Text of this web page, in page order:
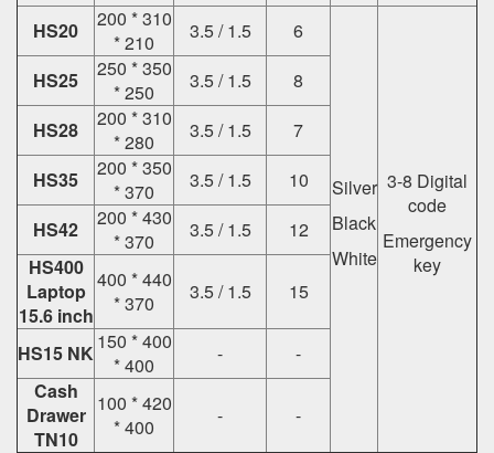
HS20
200 * 310
* 210
3.5 / 1.5 6
Silver
Black
White
3-8 Digital
code
Emergency
key
HS25
250 * 350
* 250
3.5 / 1.5
8
HS28
200 * 310
* 280
3.5 / 1.5
7
HS35
200 * 350
* 370
3.5 / 1.5
10
HS42
200 * 430
* 370
3.5 / 1.5
12
HS400
Laptop
15.6 inch
400 * 440
* 370
3.5 / 1.5 15
HS15 NK 150 * 400
* 400
-
-
Cash
Drawer
TN10
100 * 420
* 400
- -